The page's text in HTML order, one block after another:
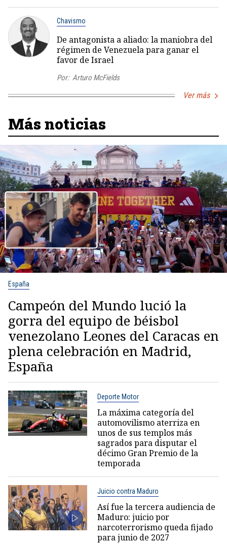
Chavismo
De antagonista a aliado: la maniobra del
régimen de Venezuela para ganar el
favor de Israel
Por: Arturo McFields
Ver más
Más noticias
España
Campeón del Mundo lució la
gorra del equipo de béisbol
venezolano Leones del Caracas en
plena celebración en Madrid,
España
Deporte Motor
La máxima categoría del
automovilismo aterriza en
unos de sus templos más
sagrados para disputar el
décimo Gran Premio de la
temporada
Juicio contra Maduro
Así fue la tercera audiencia de
Maduro: juicio por
narcoterrorismo queda fijado
para junio de 2027